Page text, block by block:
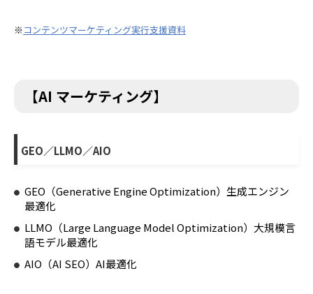
※ コンテンツマーケティング実行支援資料
【AI マーケティング】
GEO／LLMO／AIO
GEO（Generative Engine Optimization）生成エンジン
最適化
LLMO（Large Language Model Optimization）大規模言
語モデル最適化
AIO（AI SEO）AI最適化